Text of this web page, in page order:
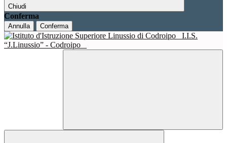
Chiudi
Conferma
Annulla Conferma
I.I.S.
“J.Linussio” - Codroipo